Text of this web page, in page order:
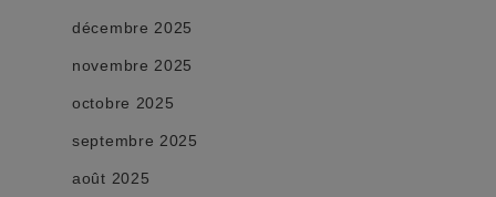
décembre 2025
novembre 2025
octobre 2025
septembre 2025
août 2025